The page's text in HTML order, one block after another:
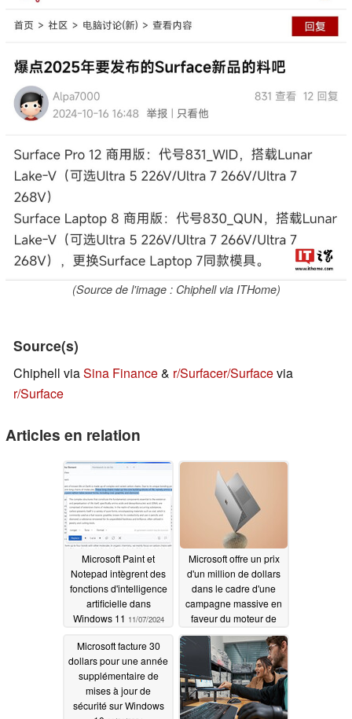
(Source de l'image : Chiphell via ITHome)
Source(s)
Chiphell viaSina Finance& r/Surfacer/Surfacevia
r/Surface
Articles en relation
Microsoft Paint et
Notepad intègrent des
fonctions d'intelligence
artificielle dans
Windows 11 11/07/2024
Microsoft offre un prix
d'un million de dollars
dans le cadre d'une
campagne massive en
faveur du moteur de
recherche Bing
11/06/2024
Microsoft facture 30
dollars pour une année
supplémentaire de
mises à jour de
sécurité sur Windows